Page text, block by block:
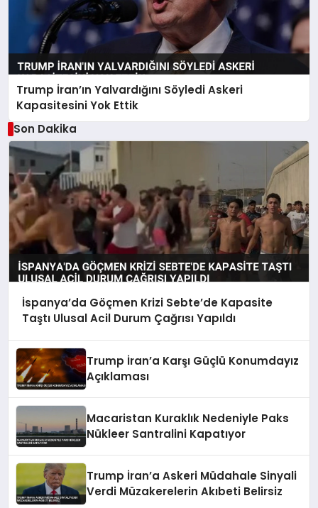
Trump İran’ın Yalvardığını Söyledi Askeri
Kapasitesini Yok Ettik
Son Dakika
İspanya’da Göçmen Krizi Sebte’de Kapasite
Taştı Ulusal Acil Durum Çağrısı Yapıldı
Trump İran’a Karşı Güçlü Konumdayız
Açıklaması
Macaristan Kuraklık Nedeniyle Paks
Nükleer Santralini Kapatıyor
Trump İran’a Askeri Müdahale Sinyali
Verdi Müzakerelerin Akıbeti Belirsiz